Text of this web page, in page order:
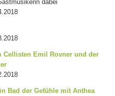
dabei
Cellisten Emil Rovner und der
Bad der Gefühle mit Anthea